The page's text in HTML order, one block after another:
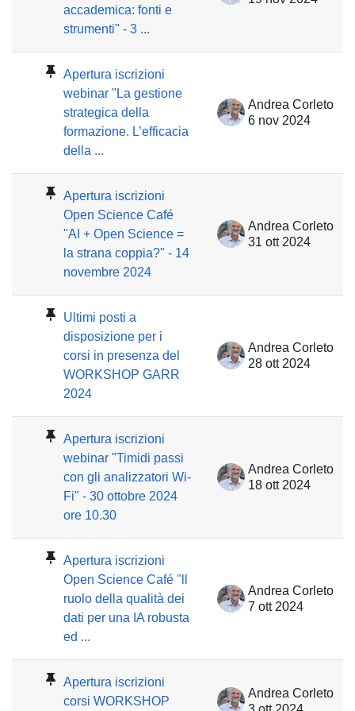
accademica: fonti e
strumenti" - 3 ...
Apertura iscrizioni
webinar "La gestione
strategica della
formazione. L’efficacia
della ...
Andrea Corleto
6 nov 2024
Apertura iscrizioni
Open Science Café
"AI + Open Science =
la strana coppia?" - 14
novembre 2024
Andrea Corleto
31 ott 2024
Ultimi posti a
disposizione per i
corsi in presenza del
WORKSHOP GARR
2024
Andrea Corleto
28 ott 2024
Apertura iscrizioni
webinar "Timidi passi
con gli analizzatori Wi-
Fi" - 30 ottobre 2024
ore 10.30
Andrea Corleto
18 ott 2024
Apertura iscrizioni
Open Science Café "ll
ruolo della qualità dei
dati per una IA robusta
ed ...
Andrea Corleto
7 ott 2024
Apertura iscrizioni
corsi WORKSHOP
Andrea Corleto